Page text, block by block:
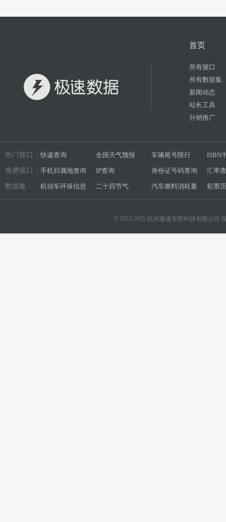
首页
所有接口
所有数据集
新闻动态
站长工具
分销推广
热门接口： 快递查询 全国天气预报 车辆尾号限行 ISBN
免费接口： 手机归属地查询 IP查询 身份证号码查询 汇率
数据集： 机动车环保信息 二十四节气 汽车燃料消耗量 彩票
© 2015-2025 杭州极速互联科技有限公司